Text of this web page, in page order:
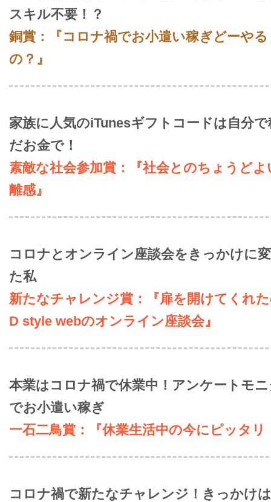
スキル不要！？
銅賞：『コロナ禍でお小遣い稼ぎどーやる
の？』
家族に人気のiTunesギフトコードは自分
だお金で！
素敵な社会参加賞：『社会とのちょうどよ
離感』
コロナとオンライン座談会をきっかけに
た私
新たなチャレンジ賞：『扉を開けてくれ
D style webのオンライン座談会』
本業はコロナ禍で休業中！アンケートモ
でお小遣い稼ぎ
一石二鳥賞：『休業生活中の今にピッタリ
コロナ禍で新たなチャレンジ！きっかけ